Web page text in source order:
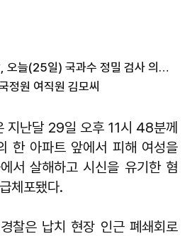
수서경찰서 "줄리엔강, 오늘(25일) 국과수 정밀 검사 의뢰할 것"
정원 여직원 김모씨
지난달 29일 오후 11시 48분께
한 아파트 앞에서 피해 여성을
서 살해하고 시신을 유기한 혐
체포됐다.
찰은 납치 현장 인근 폐쇄회로